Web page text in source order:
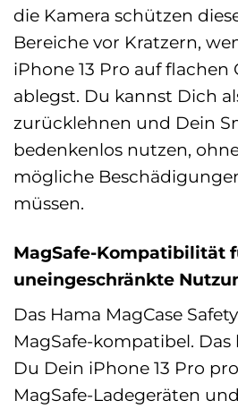
die Kamera schützen
Bereiche vor Kratzern,
iPhone 13 Pro auf flachen
ablegst. Du kannst Dich
zurücklehnen und Dein
bedenkenlos nutzen,
mögliche
müssen.
MagSafe-Kompatibilität
uneingeschränkte
Das Hama MagCase
MagSafe-kompatibel. Das
Du Dein iPhone 13 Pro
MagSafe-Ladegeräten